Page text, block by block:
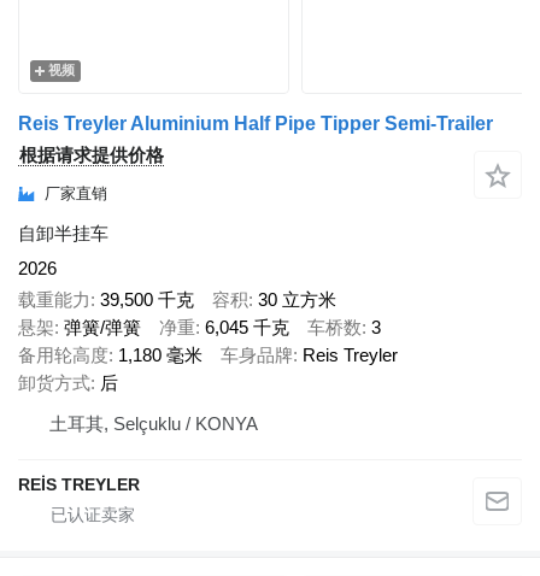
视频
Reis Treyler Aluminium Half Pipe Tipper Semi-Trailer
根据请求提供价格
厂家直销
自卸半挂车
2026
载重能力 39,500 千克 容积 30 立方米
悬架 弹簧/弹簧 净重 6,045 千克 车桥数 3
备用轮高度 1,180 毫米 车身品牌 Reis Treyler
卸货方式 后
土耳其, Selçuklu / KONYA
REİS TREYLER